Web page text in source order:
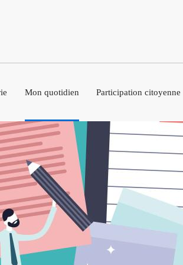
Mon quotidien Participation citoyenne